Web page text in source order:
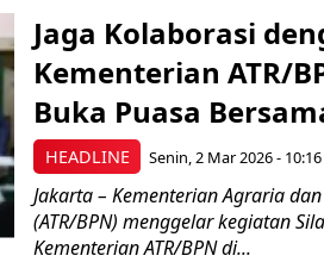
HEADLINE
Jaga Kolaborasi
Kementerian ATR/
Buka Puasa
Senin, 2 Mar 2026 - 10:16
Jakarta – Kementerian Agraria
(ATR/BPN) menggelar kegiatan
Kementerian ATR/BPN di...